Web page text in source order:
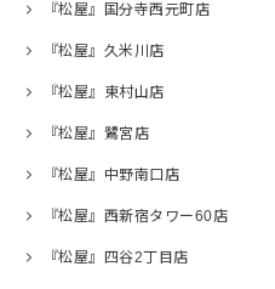
『松屋』国分寺西元町店
『松屋』久米川店
『松屋』東村山店
『松屋』鷺宮店
『松屋』中野南口店
『松屋』西新宿タワー60店
『松屋』四谷2丁目店